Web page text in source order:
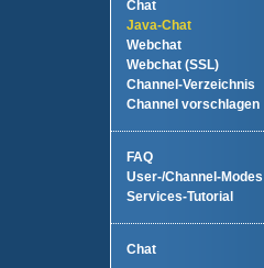
Chat
Java-Chat
Webchat
Webchat (SSL)
Channel-Verzeichnis
Channel vorschlagen
FAQ
User-/Channel-Modes
Services-Tutorial
Chat